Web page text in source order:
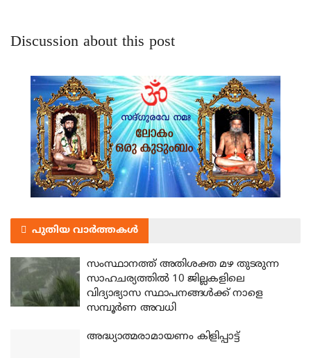
Discussion about this post
പുതിയ വാർത്തകൾ
സംസ്ഥാനത്ത് അതിശക്ത മഴ തുടരുന്ന
സാഹചര്യത്തിൽ 10 ജില്ലകളിലെ
വിദ്യാഭ്യാസ സ്ഥാപനങ്ങൾക്ക് നാളെ
സമ്പൂർണ അവധി
അദ്ധ്യാത്മരാമായണം കിളിപ്പാട്ട്